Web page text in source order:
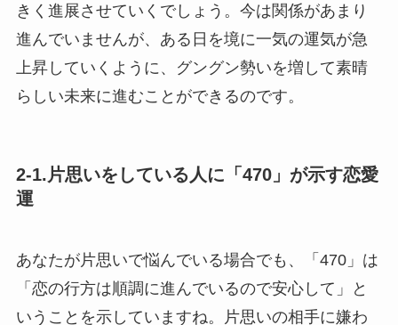
きく進展させていくでしょう。今は関係があまり
進んでいませんが、ある日を境に一気の運気が急
上昇していくように、グングン勢いを増して素晴
らしい未来に進むことができるのです。
2-1.片思いをしている人に「470」が示す恋愛
運
あなたが片思いで悩んでいる場合でも、「470」は
「恋の行方は順調に進んでいるので安心して」と
いうことを示していますね。片思いの相手に嫌わ